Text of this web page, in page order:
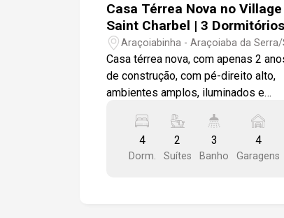
Casa Térrea Nova no Village
Saint Charbel | 3
Piscina | Alto Padrão
Araçoiabinha - Araçoiaba da Serra/
Casa térrea nova, com apenas 2
de construção, com pé-direito alto,
ambientes amplos, iluminados e
entre a cozinha e área gourmet
um espaço perfeito para receber e
celebrar momentos. Área íntima,
4
Dorm.
2
Suítes
3
Banho
4
Garagens